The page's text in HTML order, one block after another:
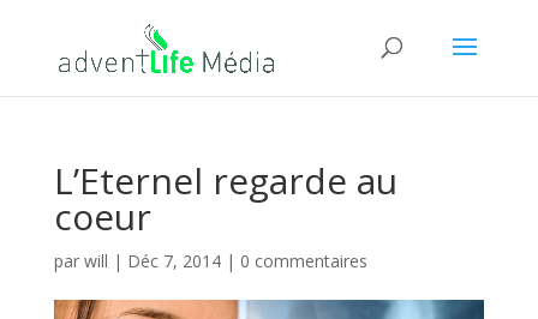
L’Eternel regarde au
coeur
par will | Déc 7, 2014| 0 commentaires